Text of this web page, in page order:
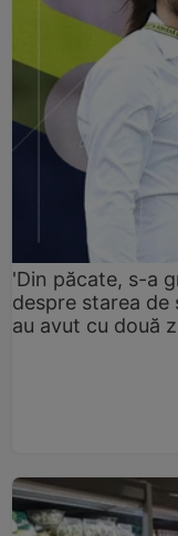
'Din păcate, s-a
despre starea de
au avut cu două